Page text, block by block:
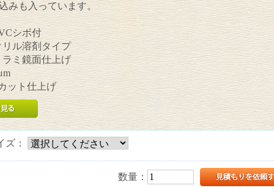
みも入っています。
シボ付
ル溶剤タイプ
ミ鏡面仕上げ
ット仕上げ
ズ：
数量：